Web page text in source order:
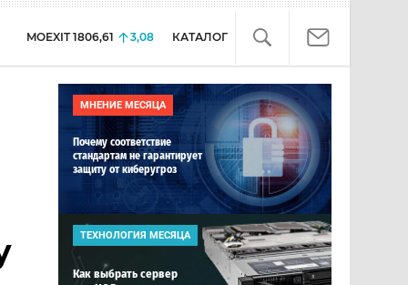
MOEXIT 1806,61 3,08 КАТАЛОГ
МНЕНИЕ МЕСЯЦА
Почему соответствие
стандартам не гарантирует
защиту от киберугроз
ТЕХНОЛОГИЯ МЕСЯЦА
Как выбрать сервер